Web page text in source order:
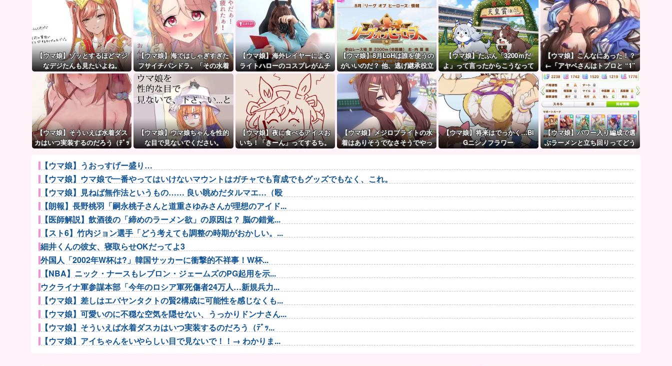
【ウマ娘】ゾッとするほどマジ
なデジたんも見たいよね。
【ウマ娘】海ではしゃぎすぎた
フサイチパンドラ。「その水着
でおんぶはマズイ…」
【ウマ娘】海外レイヤーによる
ライトハローのコスプレがムチ
ムチすぎて↑GREAT
【ウマ娘】8月LoHは誰を使うの
がいいのだ？ 他、逃げ継承役立
ち情報など
【ウマ娘】たぶん「3200ｍだ
よ」って言ったからこうなって
るマイル犬
【ウマ娘】こんなにあった！？
←「アヤベさんはトプロと “1”
差だぞ」
【ウマ娘】そういえば水着ダス
カはいつ実装するのだろう（ﾃﾞｯ
【ウマ娘】ウマ娘ちゃんを性的
な目で見ないでください。
【ウマ娘】夜に食べるアイスお
いち！「きーん」ってするち。
【ウマ娘】メジロブライトの水
着はありそうでなさそうでやっ
【ウマ娘】将来はでっかく…BI
Gニシノフラワー
【ウマ娘】パワー入り編成で選
ぶラーメンと立ち回りってどう
【ウマ娘】うおっすげー盛り…
【ウマ娘】ウマ娘で一番やってはいけないマウントはガチャでも育成でもグッズでもなく、これ。
【ウマ娘】見ねば無作法というもの…… 良い眺めだタルマエ…（殴
【朗報】長野桃羽「嗣永桃子さんと道重さゆみさんが理想のアイド...
【医師解説】飲酒後の「締めのラーメン欲」の原因は？ 脳の錯覚...
【スト6】竹内ジョン選手「どう考えても調整の時期がおかしい。...
細井くんの彼女、寝取らせOKだってよ3
外国人「2002年W杯は?」韓国サッカーに衝撃的不祥事！W杯...
【NBA】ニック・ナースもレブロン・ジェームズのPG起用を示...
ウクライナ軍参謀本部「今年のロシア軍死傷者24万人…新規兵力...
【ウマ娘】差しはエバヤンタクトの賢2構成に可能性を感じなくも...
【ウマ娘】可愛いのに不穏な空気を隠せない、うっかりドンナさん...
【ウマ娘】そういえば水着ダスカはいつ実装するのだろう（ﾃﾞｯ...
【ウマ娘】アイちゃんをいやらしい目で見ないで！！→ わかりま...